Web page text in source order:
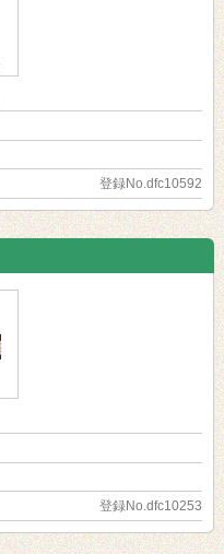
登録No.dfc10592
登録No.dfc10253